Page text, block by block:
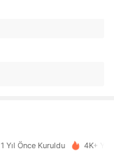
1 Yıl Önce Kuruldu 4K+